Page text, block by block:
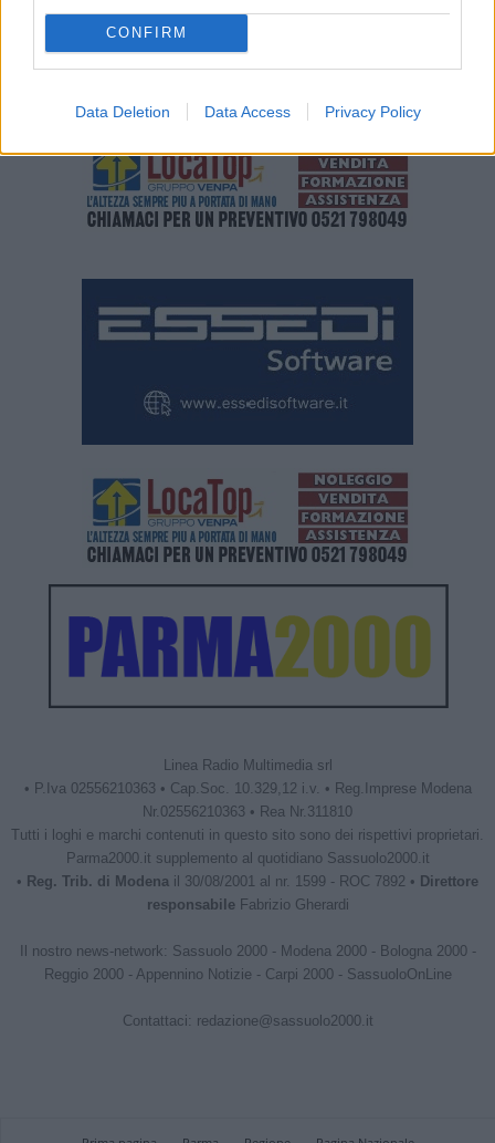
CONFIRM
Data Deletion Data Access Privacy Policy
Linea Radio Multimedia srl
• P.Iva 02556210363 • Cap.Soc. 10.329,12 i.v. • Reg.Imprese Modena
Nr.02556210363 • Rea Nr.311810
Tutti i loghi e marchi contenuti in questo sito sono dei rispettivi proprietari.
Parma2000.it supplemento al quotidiano Sassuolo2000.it
• Reg. Trib. di Modena il 30/08/2001 al nr. 1599 - ROC 7892 • Direttore
responsabileFabrizio Gherardi
Il nostro news-network: Sassuolo 2000- Modena 2000- Bologna 2000-
Reggio 2000- Appennino Notizie - Carpi 2000- SassuoloOnLine
Contattaci: redazione@sassuolo2000.it